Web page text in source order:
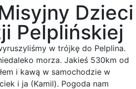
Dzieci
Pelplińskiej
w trójkę do Pelplina.
morza. Jakieś 530km od
i kawą w samochodzie w
i ja (Kamil). Pogoda nam